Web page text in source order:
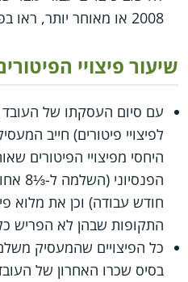
2008 או מאוחר יותר, ראו בפורטל
שיעור פיצויי
עם סיום העסקתו של העובד
לפיצויי פיטורים) חייב
היחסי מפיצויי הפיטורים
חודש עבודה) וכן את מלוא
התקופות שבהן לא הפריש
כל הפיצויים שהמעסיק
בסיס שכרו האחרון של